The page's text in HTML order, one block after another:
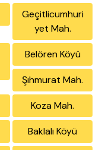
Geçitlicumhuri
yet Mah.
Belören Köyü
Şıhmurat Mah.
Koza Mah.
Baklalı Köyü